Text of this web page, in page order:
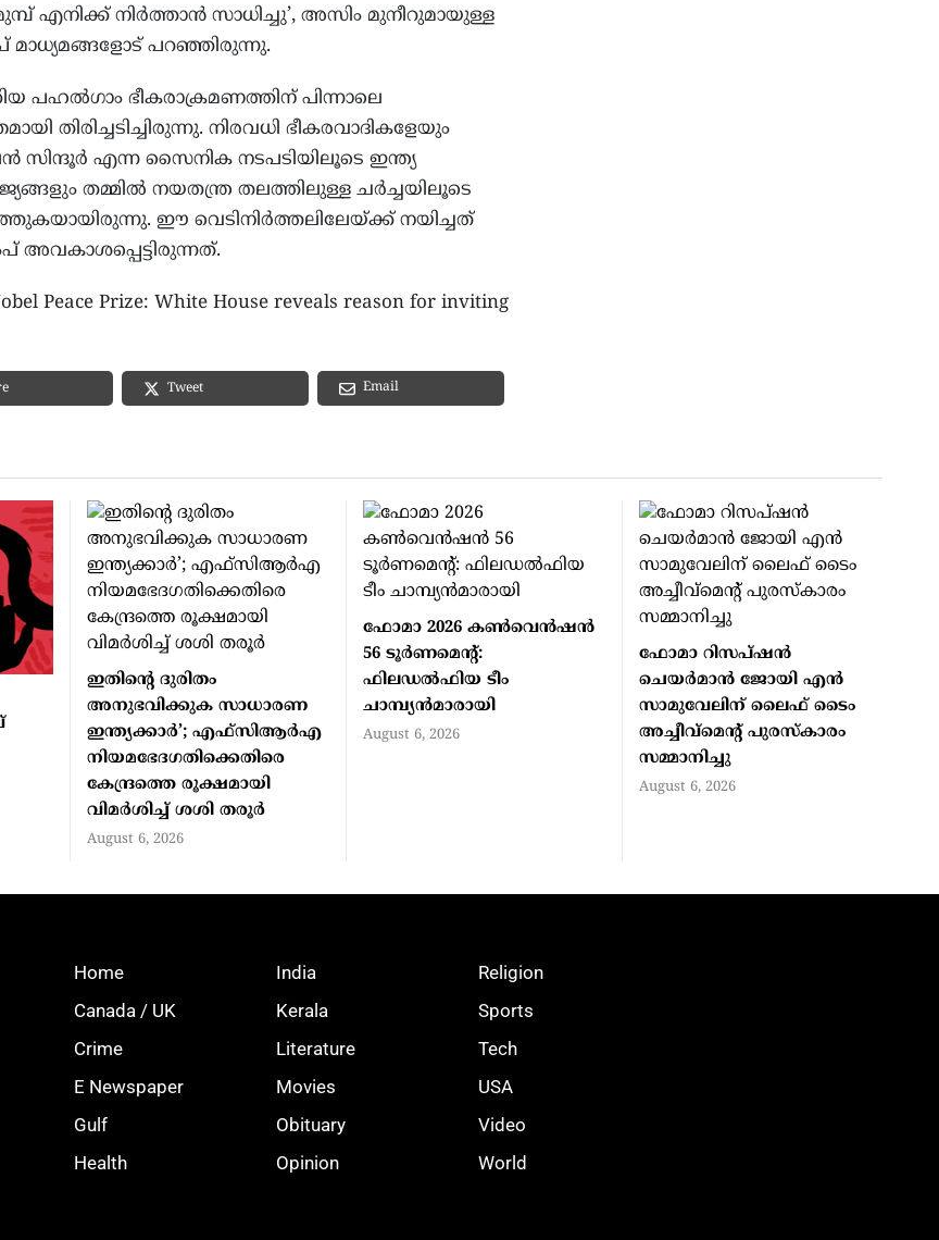
എനിക്ക് നിർത്താൻ സാധിച്ചു’, അസിം മുനീറുമായുള്ള
മാധ്യമങ്ങളോട് പറഞ്ഞിരുന്നു.
പഹൽഗാം ഭീകരാക്രമണത്തിന് പിന്നാലെ
തിരിച്ചടിച്ചിരുന്നു. നിരവധി ഭീകരവാദികളേയും
സിന്ദൂർ എന്ന സൈനിക നടപടിയിലൂടെ ഇന്ത്യ
തമ്മിൽ നയതന്ത്ര തലത്തിലുള്ള ചർച്ചയിലൂടെ
ഈ വെടിനിർത്തലിലേയ്ക്ക് നയിച്ചത്
അവകാശപ്പെട്ടിരുന്നത്.
Peace Prize: White House reveals reason for inviting
Tweet Email
ഇതിന്റെ ദുരിതം
അനുഭവിക്കുക സാധാരണ
ഇന്ത്യക്കാര്‍’; എഫ്‌സിആര്‍എ
നിയമഭേദഗതിക്കെതിരെ
കേന്ദ്രത്തെ രൂക്ഷമായി
വിമര്‍ശിച്ച് ശശി തരൂര്‍
August 6, 2026
ഫോമാ 2026 കണ്‍വെന്‍ഷന്‍
56 ടൂര്‍ണമെന്റ്:
ഫിലഡല്‍ഫിയ ടീം
ചാമ്പ്യന്‍മാരായി
August 6, 2026
ഫോമാ റിസപ്ഷന്‍
ചെയര്‍മാന്‍ ജോയി എന്‍
സാമുവേലിന് ലൈഫ് ടൈം
അച്ചീവ്‌മെന്റ് പുരസ്‌കാരം
സമ്മാനിച്ചു
August 6, 2026
Home
Canada / UK
Crime
E Newspaper
Gulf
Health
India
Kerala
Literature
Movies
Obituary
Opinion
Religion
Sports
Tech
USA
Video
World